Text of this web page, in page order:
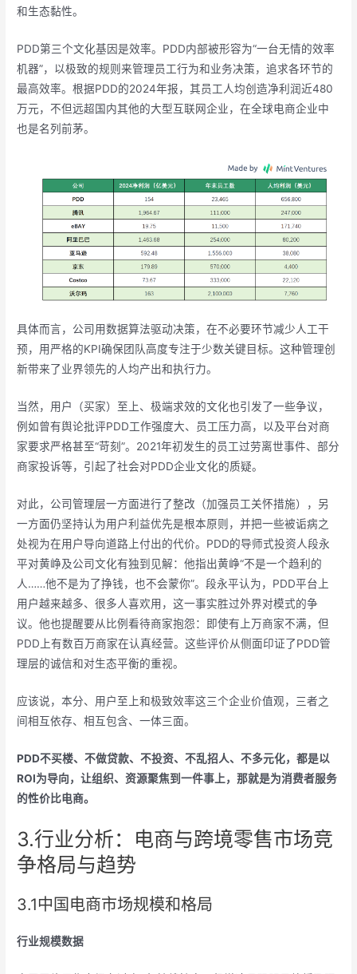
和生态黏性。
PDD第三个文化基因是效率。PDD内部被形容为“一台无情的效率
机器”，以极致的规则来管理员工行为和业务决策，追求各环节的
最高效率。根据PDD的2024年报，其员工人均创造净利润近480
万元，不但远超国内其他的大型互联网企业，在全球电商企业中
也是名列前茅。
具体而言，公司用数据算法驱动决策，在不必要环节减少人工干
预，用严格的KPI确保团队高度专注于少数关键目标。这种管理创
新带来了业界领先的人均产出和执行力。
当然，用户（买家）至上、极端求效的文化也引发了一些争议，
例如曾有舆论批评PDD工作强度大、员工压力高，以及平台对商
家要求严格甚至“苛刻”。2021年初发生的员工过劳离世事件、部分
商家投诉等，引起了社会对PDD企业文化的质疑。
对此，公司管理层一方面进行了整改（加强员工关怀措施），另
一方面仍坚持认为用户利益优先是根本原则，并把一些被诟病之
处视为在用户导向道路上付出的代价。PDD的导师式投资人段永
平对黄峥及公司文化有独到见解：他指出黄峥“不是一个趋利的
人……他不是为了挣钱，也不会蒙你”。段永平认为，PDD平台上
用户越来越多、很多人喜欢用，这一事实胜过外界对模式的争
议。他也提醒要从比例看待商家抱怨：即使有上万商家不满，但
PDD上有数百万商家在认真经营。这些评价从侧面印证了PDD管
理层的诚信和对生态平衡的重视。
应该说，本分、用户至上和极致效率这三个企业价值观，三者之
间相互依存、相互包含、一体三面。
PDD不买楼、不做贷款、不投资、不乱招人、不多元化，都是以
ROI为导向，让组织、资源聚焦到一件事上，那就是为消费者服务
的性价比电商。
3.行业分析：电商与跨境零售市场竞
争格局与趋势
3.1中国电商市场规模和格局
行业规模数据